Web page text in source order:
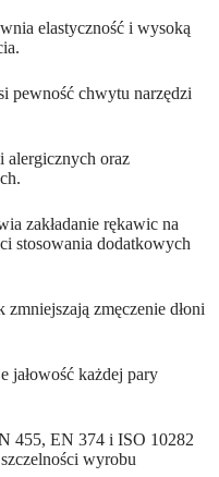
elastyczność i wysoką
pewność chwytu narzędzi
alergicznych oraz
zakładanie rękawic na
stosowania dodatkowych
zmęczenie dłoni
jałowość każdej pary
455, EN 374 i ISO 10282
wyrobu